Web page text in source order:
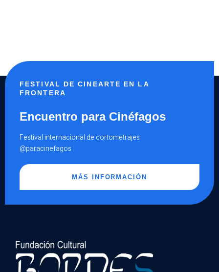
FESTIVAL DE CINEARTE EN LA
FRONTERA
Encuentro para Cinéfagos
Festival internacional de cortometrajes
@paracinefagos
MÁS INFORMACIÓN